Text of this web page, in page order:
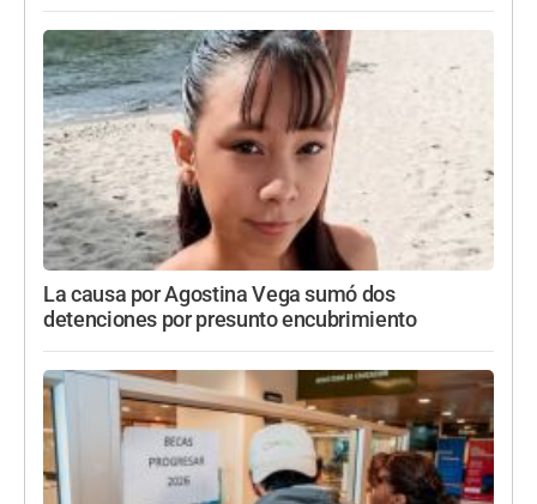
La causa por Agostina Vega sumó dos
detenciones por presunto encubrimiento